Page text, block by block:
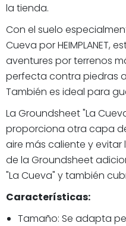
la tienda.
Con el suelo
Cueva por HEIMPLANET,
aventures por terrenos
perfecta contra piedras
También es ideal para
La Groundsheet "La
proporciona otra capa
aire más caliente y
de la Groundsheet
"La Cueva" y también
Características:
Tamaño: Se adapta